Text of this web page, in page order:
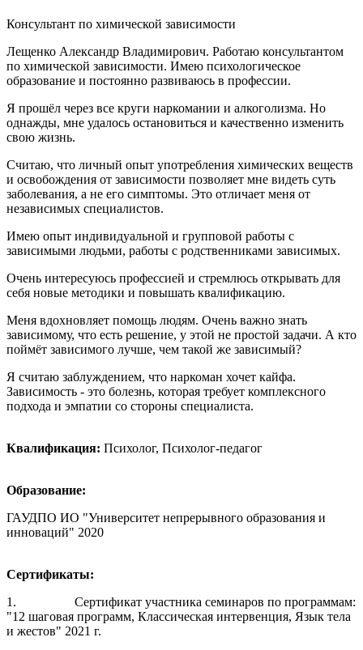
Консультант по химической зависимости
Лещенко Александр Владимирович. Работаю консультантом
по химической зависимости. Имею психологическое
образование и постоянно развиваюсь в профессии.
Я прошёл через все круги наркомании и алкоголизма. Но
однажды, мне удалось остановиться и качественно изменить
свою жизнь.
Считаю, что личный опыт употребления химических веществ
и освобождения от зависимости позволяет мне видеть суть
заболевания, а не его симптомы. Это отличает меня от
независимых специалистов.
Имею опыт индивидуальной и групповой работы с
зависимыми людьми, работы с родственниками зависимых.
Очень интересуюсь профессией и стремлюсь открывать для
себя новые методики и повышать квалификацию.
Меня вдохновляет помощь людям. Очень важно знать
зависимому, что есть решение, у этой не простой задачи. А кто
поймёт зависимого лучше, чем такой же зависимый?
Я считаю заблуждением, что наркоман хочет кайфа.
Зависимость - это болезнь, которая требует комплексного
подхода и эмпатии со стороны специалиста.
Квалификация: Психолог, Психолог-педагог
Образование:
ГАУДПО ИО "Университет непрерывного образования и
инноваций" 2020
Сертификаты:
1. Сертификат участника семинаров по программам:
"12 шаговая программ, Классическая интервенция, Язык тела
и жестов" 2021 г.